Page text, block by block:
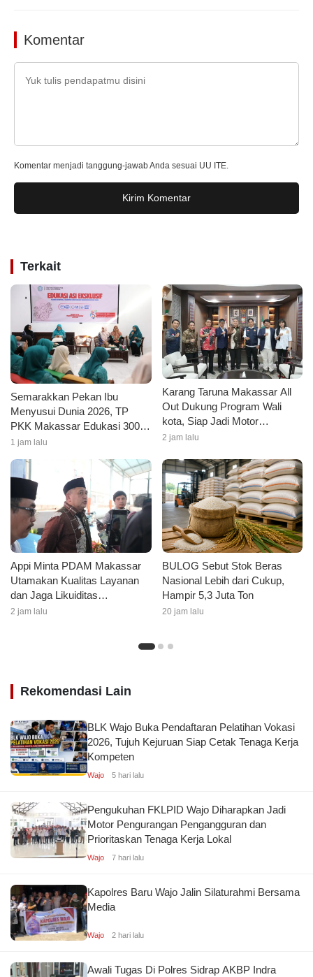
Komentar
Komentar menjadi tanggung-jawab Anda sesuai UU ITE.
Kirim Komentar
Terkait
Semarakkan Pekan Ibu
Menyusui Dunia 2026, TP
PKK Makassar Edukasi 300
Ibu Hamil dan Kader PKK
1 jam lalu
Karang Taruna Makassar All
Out Dukung Program Wali
kota, Siap Jadi Motor
Penggerak Pilah Sampah
2 jam lalu
Appi Minta PDAM Makassar
Utamakan Kualitas Layanan
dan Jaga Likuiditas
Perusahaan
2 jam lalu
BULOG Sebut Stok Beras
Nasional Lebih dari Cukup,
Hampir 5,3 Juta Ton
20 jam lalu
Rekomendasi Lain
BLK Wajo Buka Pendaftaran Pelatihan Vokasi
2026, Tujuh Kejuruan Siap Cetak Tenaga Kerja
Kompeten
Wajo 5 hari lalu
Pengukuhan FKLPID Wajo Diharapkan Jadi
Motor Pengurangan Pengangguran dan
Prioritaskan Tenaga Kerja Lokal
Wajo 7 hari lalu
Kapolres Baru Wajo Jalin Silaturahmi Bersama
Media
Wajo 2 hari lalu
Awali Tugas Di Polres Sidrap AKBP Indra